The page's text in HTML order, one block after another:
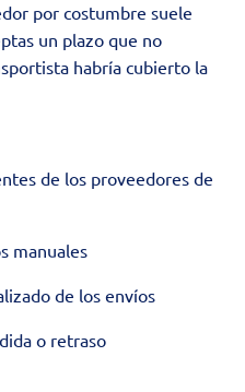
por costumbre suele
un plazo que no
habría cubierto la
de los proveedores de
manuales
de los envíos
o retraso